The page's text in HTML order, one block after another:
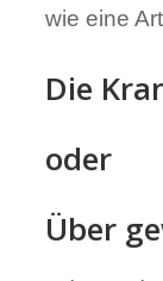
wie eine
Die
oder
Über